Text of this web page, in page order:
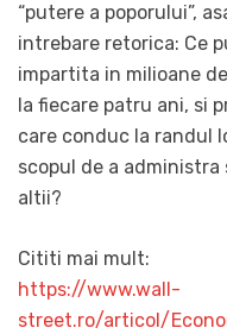
“putere a poporului”,
intrebare retorica: Ce
impartita in milioane
la fiecare patru ani, si
care conduc la randul
scopul de a administra
altii?
Cititi mai mult:
https://www.wall-
street.ro/articol/